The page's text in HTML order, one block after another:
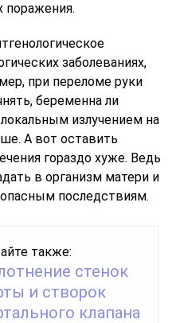
поражения.
заболеваниях,
при переломе руки
беременна ли
излучением на
А вот оставить
гораздо хуже. Ведь
в организм матери и
последствиям.
также:
стенок
и створок
клапана